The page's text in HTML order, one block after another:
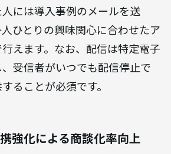
には導入事例のメールを送
ひとりの興味関心に合わせたア
えます。なお、配信は特定電子
受信者がいつでも配信停止で
ることが必須です。
強化による商談化率向上